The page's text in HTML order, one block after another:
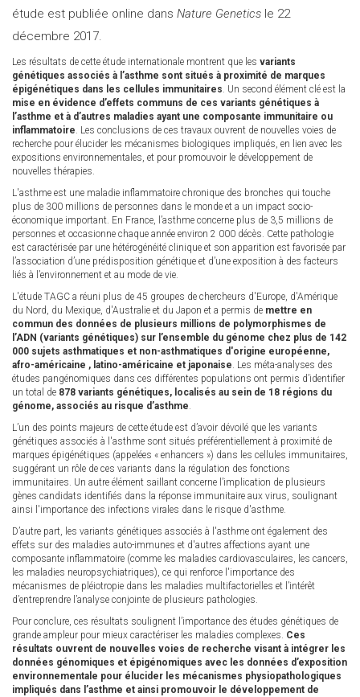
étude est publiée online dans Nature Genetics le 22
décembre 2017.
Les résultats de cette étude internationale montrent que les variants
génétiques associés à l’asthme sont situés à proximité de marques
épigénétiques dans les cellules immunitaires. Un second élément clé est la
mise en évidence d’effets communs de ces variants génétiques à
l’asthme et à d’autres maladies ayant une composante immunitaire ou
inflammatoire. Les conclusions de ces travaux ouvrent de nouvelles voies de
recherche pour élucider les mécanismes biologiques impliqués, en lien avec les
expositions environnementales, et pour promouvoir le développement de
nouvelles thérapies.
L'asthme est une maladie inflammatoire chronique des bronches qui touche
plus de 300 millions de personnes dans le monde et a un impact socio-
économique important. En France, l’asthme concerne plus de 3,5 millions de
personnes et occasionne chaque année environ 2 000 décès. Cette pathologie
est caractérisée par une hétérogénéité clinique et son apparition est favorisée par
l’association d’une prédisposition génétique et d’une exposition à des facteurs
liés à l’environnement et au mode de vie.
L'étude TAGC a réuni plus de 45 groupes de chercheurs d'Europe, d'Amérique
du Nord, du Mexique, d'Australie et du Japon et a permis de mettre en
commun des données de plusieurs millions de polymorphismes de
l’ADN (variants génétiques) sur l’ensemble du génome chez plus de 142
000 sujets asthmatiques et non-asthmatiques d'origine européenne,
afro-américaine , latino-américaine et japonaise. Les méta-analyses des
études pangénomiques dans ces différentes populations ont permis d’identifier
un total de 878 variants génétiques, localisés au sein de 18 régions du
génome, associés au risque d’asthme.
L’un des points majeurs de cette étude est d’avoir dévoilé que les variants
génétiques associés à l'asthme sont situés préférentiellement à proximité de
marques épigénétiques (appelées « enhancers ») dans les cellules immunitaires,
suggérant un rôle de ces variants dans la régulation des fonctions
immunitaires. Un autre élément saillant concerne l’implication de plusieurs
gènes candidats identifiés dans la réponse immunitaire aux virus, soulignant
ainsi l'importance des infections virales dans le risque d'asthme.
D’autre part, les variants génétiques associés à l'asthme ont également des
effets sur des maladies auto-immunes et d'autres affections ayant une
composante inflammatoire (comme les maladies cardiovasculaires, les cancers,
les maladies neuropsychiatriques), ce qui renforce l'importance des
mécanismes de pléiotropie dans les maladies multifactorielles et l’intérêt
d’entreprendre l’analyse conjointe de plusieurs pathologies.
Pour conclure, ces résultats soulignent l’importance des études génétiques de
grande ampleur pour mieux caractériser les maladies complexes. Ces
résultats ouvrent de nouvelles voies de recherche visant à intégrer les
données génomiques et épigénomiques avec les données d’exposition
environnementale pour élucider les mécanismes physiopathologiques
impliqués dans l’asthme et ainsi promouvoir le développement de